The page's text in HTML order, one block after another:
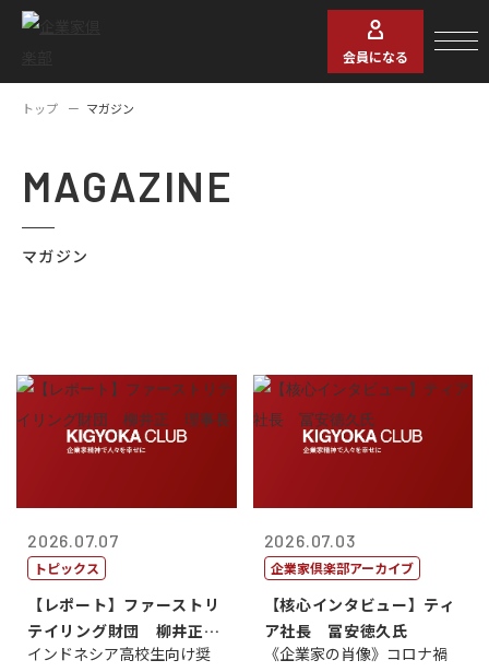
会員になる
トップ マガジン
MAGAZINE
マガジン
2026.07.07
トピックス
【レポート】ファーストリ
テイリング財団 柳井正
理事長
インドネシア高校生向け奨
2026.07.03
企業家倶楽部アーカイブ
【核心インタビュー】ティ
ア社長 冨安徳久氏
《企業家の肖像》コロナ禍